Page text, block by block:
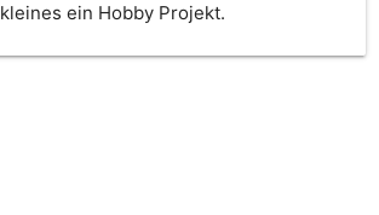
kleines ein Hobby Projekt.